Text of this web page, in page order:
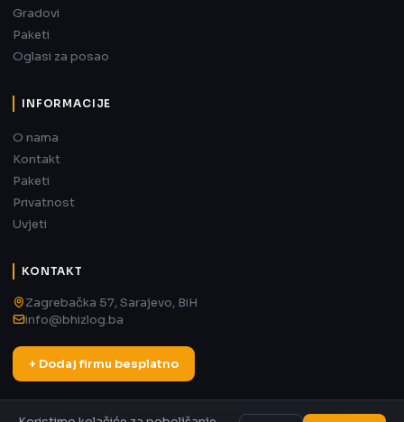
Gradovi
Paketi
Oglasi za posao
INFORMACIJE
O nama
Kontakt
Paketi
Privatnost
Uvjeti
KONTAKT
Zagrebačka 57, Sarajevo, BiH
info@bhizlog.ba
+ Dodaj firmu besplatno